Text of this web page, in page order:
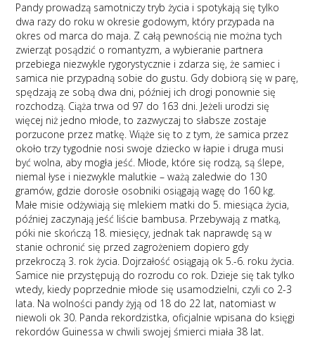
Pandy prowadzą samotniczy tryb życia i spotykają się tylko
dwa razy do roku w okresie godowym, który przypada na
okres od marca do maja. Z całą pewnością nie można tych
zwierząt posądzić o romantyzm, a wybieranie partnera
przebiega niezwykle rygorystycznie i zdarza się, że samiec i
samica nie przypadną sobie do gustu. Gdy dobiorą się w parę,
spędzają ze sobą dwa dni, później ich drogi ponownie się
rozchodzą. Ciąża trwa od 97 do 163 dni. Jeżeli urodzi się
więcej niż jedno młode, to zazwyczaj to słabsze zostaje
porzucone przez matkę. Wiąże się to z tym, że samica przez
około trzy tygodnie nosi swoje dziecko w łapie i druga musi
być wolna, aby mogła jeść. Młode, które się rodzą, są ślepe,
niemal łyse i niezwykle malutkie – ważą zaledwie do 130
gramów, gdzie dorosłe osobniki osiągają wagę do 160 kg.
Małe misie odżywiają się mlekiem matki do 5. miesiąca życia,
później zaczynają jeść liście bambusa. Przebywają z matką,
póki nie skończą 18. miesięcy, jednak tak naprawdę są w
stanie ochronić się przed zagrożeniem dopiero gdy
przekroczą 3. rok życia. Dojrzałość osiągają ok 5.-6. roku życia.
Samice nie przystępują do rozrodu co rok. Dzieje się tak tylko
wtedy, kiedy poprzednie młode się usamodzielni, czyli co 2-3
lata. Na wolności pandy żyją od 18 do 22 lat, natomiast w
niewoli ok 30. Panda rekordzistka, oficjalnie wpisana do księgi
rekordów Guinessa w chwili swojej śmierci miała 38 lat.